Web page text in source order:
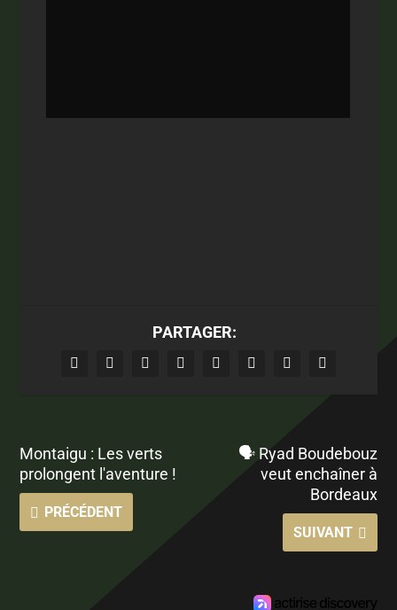
PARTAGER:
Montaigu : Les verts
prolongent l'aventure !
PRÉCÉDENT
🗣 Ryad Boudebouz
veut enchaîner à
Bordeaux
SUIVANT